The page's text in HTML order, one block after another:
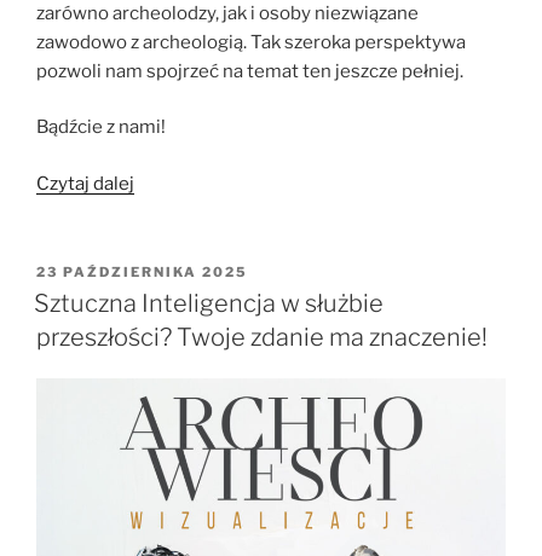
zarówno archeolodzy, jak i osoby niezwiązane
zawodowo z archeologią. Tak szeroka perspektywa
pozwoli nam spojrzeć na temat ten jeszcze pełniej.
Bądźcie z nami!
Czytaj dalej
udział
w
ankiecie!”
OPUBLIKOWANE
W
23 PAŹDZIERNIKA 2025
Sztuczna Inteligencja w służbie
przeszłości? Twoje zdanie ma znaczenie!